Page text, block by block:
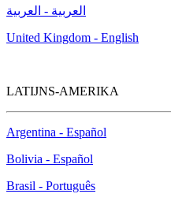
العربية - العربية
United Kingdom - English
LATIJNS-AMERIKA
Argentina - Español
Bolivia - Español
Brasil - Português